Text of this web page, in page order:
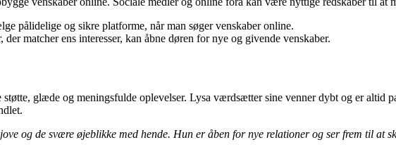
pålidelige og sikre platforme, når man søger venskaber online.
matcher ens interesser, kan åbne døren for nye og givende venskaber.
glæde og meningsfulde oplevelser. Lysa værdsætter sine venner dybt og er altid
og de svære øjeblikke med hende. Hun er åben for nye relationer og ser frem til at